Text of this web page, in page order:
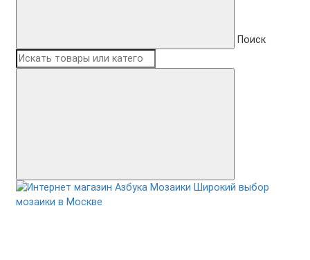
Поиск
Широкий выбор
мозаики в Москве